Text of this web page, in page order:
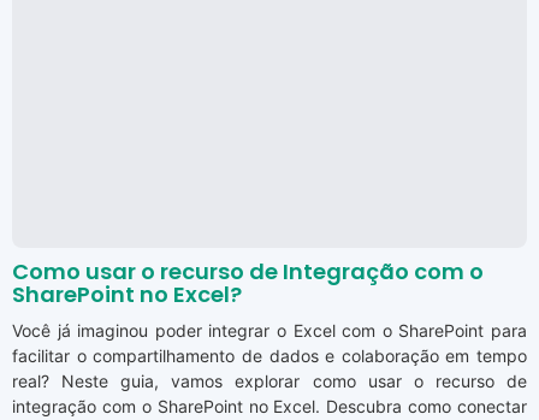
Como usar o recurso de Integração com o
SharePoint no Excel?
Você já imaginou poder integrar o Excel com o SharePoint para
facilitar o compartilhamento de dados e colaboração em tempo
real? Neste guia, vamos explorar como usar o recurso de
integração com o SharePoint no Excel. Descubra como conectar